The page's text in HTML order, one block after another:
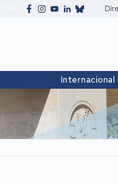
Internacional